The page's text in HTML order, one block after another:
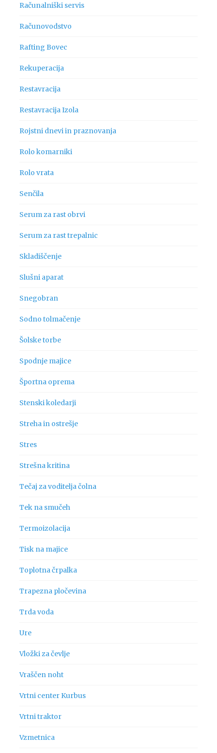
Računalniški servis
Računovodstvo
Rafting Bovec
Rekuperacija
Restavracija
Restavracija Izola
Rojstni dnevi in praznovanja
Rolo komarniki
Rolo vrata
Senčila
Serum za rast obrvi
Serum za rast trepalnic
Skladiščenje
Slušni aparat
Snegobran
Sodno tolmačenje
Šolske torbe
Spodnje majice
Športna oprema
Stenski koledarji
Streha in ostrešje
Stres
Strešna kritina
Tečaj za voditelja čolna
Tek na smučeh
Termoizolacija
Tisk na majice
Toplotna črpalka
Trapezna pločevina
Trda voda
Ure
Vložki za čevlje
Vraščen noht
Vrtni center Kurbus
Vrtni traktor
Vzmetnica